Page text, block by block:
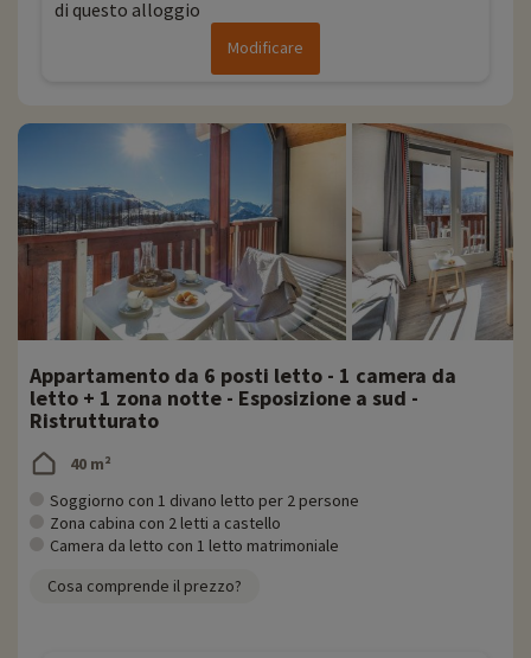
di questo alloggio
Modificare
Appartamento da 6 posti letto - 1 camera da
letto + 1 zona notte - Esposizione a sud -
Ristrutturato
40 m²
Soggiorno con 1 divano letto per 2 persone
Zona cabina con 2 letti a castello
Camera da letto con 1 letto matrimoniale
Cosa comprende il prezzo?